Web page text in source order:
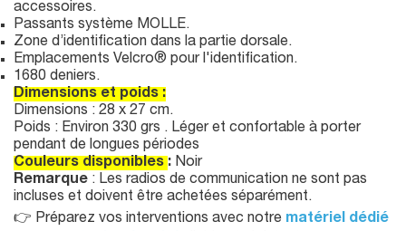
accessoires.
Passants système MOLLE.
Zone d’identification dans la partie dorsale.
Emplacements Velcro® pour l'identification.
1680 deniers.
Dimensions et poids :
Dimensions : 28 x 27 cm.
Poids : Environ 330 grs . Léger et confortable à porter
pendant de longues périodes
Couleurs disponibles : Noir
Remarque : Les radios de communication ne sont pas
incluses et doivent être achetées séparément.
👉 Préparez vos interventions avec notre matériel dédié